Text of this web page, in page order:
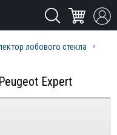
лобового стекла
Expert